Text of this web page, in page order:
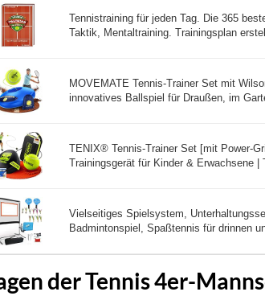
Tennistraining für jeden Tag. Die 365
Taktik, Mentaltraining. Trainingsplan
MOVEMATE Tennis-Trainer Set mit
innovatives Ballspiel für Draußen, im
TENIX® Tennis-Trainer Set [mit Power-
Trainingsgerät für Kinder & Erwachsene |
Vielseitiges Spielsystem,
Badmintonspiel, Spaßtennis für drinnen
der Tennis 4er-